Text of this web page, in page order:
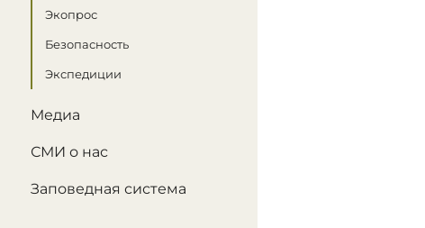
Экопрос
Безопасность
Экспедиции
Медиа
СМИ о нас
Заповедная система